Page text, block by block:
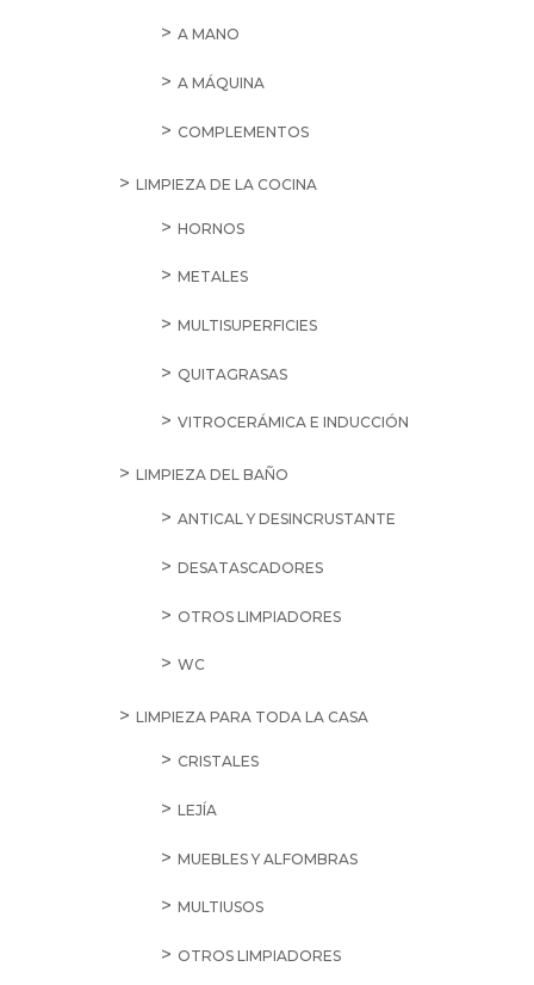
A MANO
A MÁQUINA
COMPLEMENTOS
LIMPIEZA DE LA COCINA
HORNOS
METALES
MULTISUPERFICIES
QUITAGRASAS
VITROCERÁMICA E INDUCCIÓN
LIMPIEZA DEL BAÑO
ANTICAL Y DESINCRUSTANTE
DESATASCADORES
OTROS LIMPIADORES
WC
LIMPIEZA PARA TODA LA CASA
CRISTALES
LEJÍA
MUEBLES Y ALFOMBRAS
MULTIUSOS
OTROS LIMPIADORES